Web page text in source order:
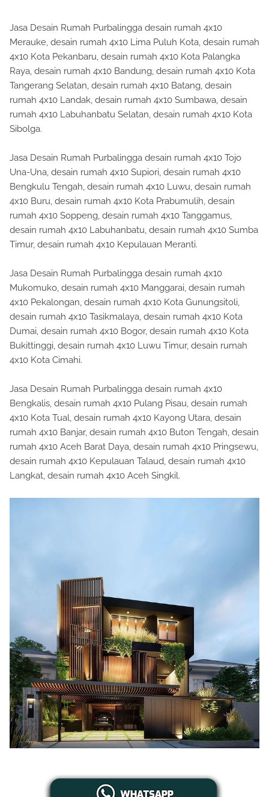
Jasa Desain Rumah Purbalingga desain rumah 4x10
Merauke, desain rumah 4x10 Lima Puluh Kota, desain rumah
4x10 Kota Pekanbaru, desain rumah 4x10 Kota Palangka
Raya, desain rumah 4x10 Bandung, desain rumah 4x10 Kota
Tangerang Selatan, desain rumah 4x10 Batang, desain
rumah 4x10 Landak, desain rumah 4x10 Sumbawa, desain
rumah 4x10 Labuhanbatu Selatan, desain rumah 4x10 Kota
Sibolga.
Jasa Desain Rumah Purbalingga desain rumah 4x10 Tojo
Una-Una, desain rumah 4x10 Supiori, desain rumah 4x10
Bengkulu Tengah, desain rumah 4x10 Luwu, desain rumah
4x10 Buru, desain rumah 4x10 Kota Prabumulih, desain
rumah 4x10 Soppeng, desain rumah 4x10 Tanggamus,
desain rumah 4x10 Labuhanbatu, desain rumah 4x10 Sumba
Timur, desain rumah 4x10 Kepulauan Meranti.
Jasa Desain Rumah Purbalingga desain rumah 4x10
Mukomuko, desain rumah 4x10 Manggarai, desain rumah
4x10 Pekalongan, desain rumah 4x10 Kota Gunungsitoli,
desain rumah 4x10 Tasikmalaya, desain rumah 4x10 Kota
Dumai, desain rumah 4x10 Bogor, desain rumah 4x10 Kota
Bukittinggi, desain rumah 4x10 Luwu Timur, desain rumah
4x10 Kota Cimahi.
Jasa Desain Rumah Purbalingga desain rumah 4x10
Bengkalis, desain rumah 4x10 Pulang Pisau, desain rumah
4x10 Kota Tual, desain rumah 4x10 Kayong Utara, desain
rumah 4x10 Banjar, desain rumah 4x10 Buton Tengah, desain
rumah 4x10 Aceh Barat Daya, desain rumah 4x10 Pringsewu,
desain rumah 4x10 Kepulauan Talaud, desain rumah 4x10
Langkat, desain rumah 4x10 Aceh Singkil.